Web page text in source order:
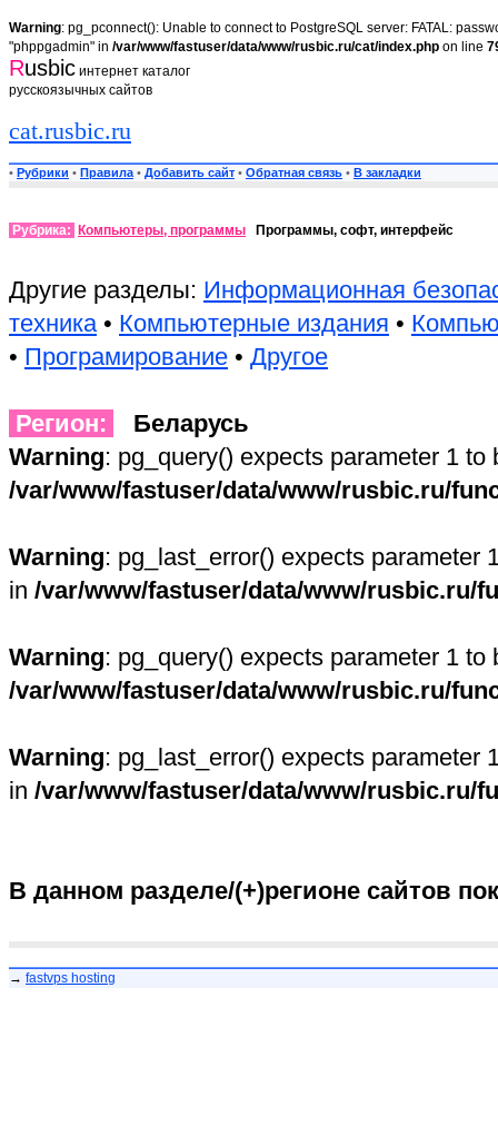
Warning: pg_pconnect(): Unable to connect to PostgreSQL server: FATAL:
"phppgadmin" in /var/www/fastuser/data/www/rusbic.ru/cat/index.php on line
Rusbic интернет каталог
русскоязычных сайтов
cat.rusbic.ru
• Рубрики • Правила • Добавить сайт • Обратная связь • В закладки
Рубрика: Компьютеры, программы Программы, софт, интерфейс
Другие разделы: Информационная
техника• Компьютерные издания •
• Програмирование • Другое
Регион:
Беларусь
Warning: pg_query() expects parameter 1
/var/www/fastuser/data/www/rusbic.ru/
Warning: pg_last_error() expects parameter
in /var/www/fastuser/data/www/rusbic.ru/
Warning: pg_query() expects parameter 1
/var/www/fastuser/data/www/rusbic.ru/
Warning: pg_last_error() expects parameter
in /var/www/fastuser/data/www/rusbic.ru/
В данном разделе/(+)регионе сайтов
→ fastvps hosting